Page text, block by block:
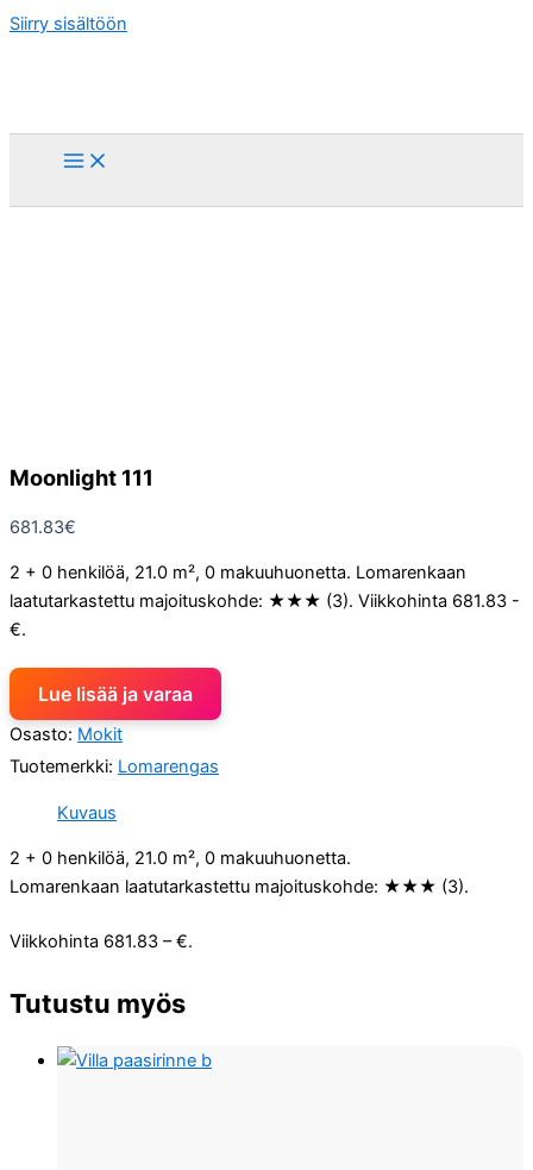
Siirry sisältöön
Moonlight 111
681.83€
2 + 0 henkilöä, 21.0 m², 0 makuuhuonetta. Lomarenkaan
laatutarkastettu majoituskohde: ★★★ (3). Viikkohinta 681.83 -
€.
Lue lisää ja varaa
Osasto: Mokit
Tuotemerkki: Lomarengas
Kuvaus
2 + 0 henkilöä, 21.0 m², 0 makuuhuonetta.
Lomarenkaan laatutarkastettu majoituskohde: ★★★ (3).
Viikkohinta 681.83 – €.
Tutustu myös